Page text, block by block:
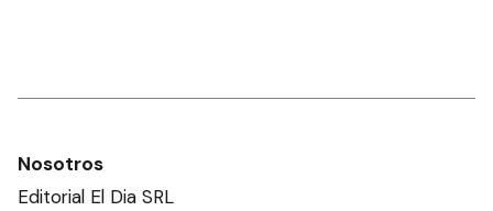
Nosotros
Editorial El Dia SRL